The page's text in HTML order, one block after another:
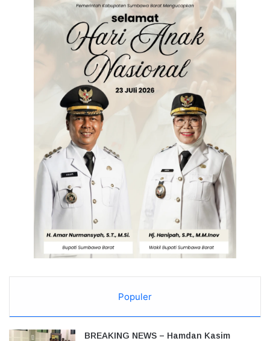
Populer
BREAKING NEWS – Hamdan Kasim